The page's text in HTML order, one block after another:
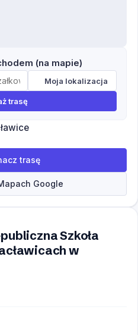
(na mapie)
Moja lokalizacja
trasę
trasę
Google
Szkoła
w